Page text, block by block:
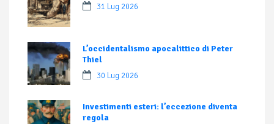
31 Lug 2026
L’occidentalismo apocalittico di Peter
Thiel
30 Lug 2026
Investimenti esteri: l’eccezione diventa
regola